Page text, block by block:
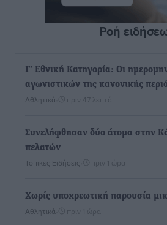
Ροή
Γ’ Εθνική Κατηγορία: Οι
αγωνιστικών της κανονικής
Αθλητικά πριν 47 λεπτά
Συνελήφθησαν δύο άτομα στην
πελατών
Τοπικές Ειδήσεις πριν 1 ώρα
Χωρίς υποχρεωτική παρουσία
Αθλητικά πριν 1 ώρα